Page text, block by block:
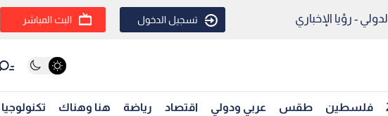
- رؤيا الإخباري تسجيل الدخول البث المباشر
فلسطين طقس عربي ودولي اقتصاد رياضة هنا وهناك تكنولوجيا